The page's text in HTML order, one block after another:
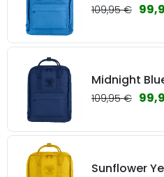
109,95 €
Midnight
109,95 €
Sunflower